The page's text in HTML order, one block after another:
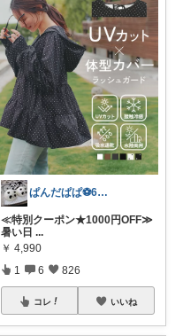
ぱんだぱぱ⚽️6日有難うございます
≪特別クーポン★1000円OFF≫
暑い日 ...
￥ 4,990
1 6 826
コレ いいね